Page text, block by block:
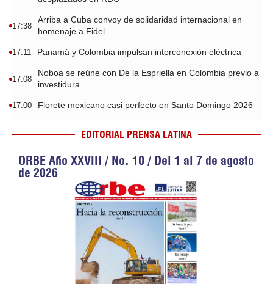
17:38
Arriba a Cuba convoy de solidaridad internacional en
homenaje a Fidel
17:11 Panamá y Colombia impulsan interconexión eléctrica
17:08
Noboa se reúne con De la Espriella en Colombia previo a
investidura
17:00 Florete mexicano casi perfecto en Santo Domingo 2026
EDITORIAL PRENSA LATINA
ORBE Año XXVIII / No. 10 / Del 1 al 7 de agosto
de 2026